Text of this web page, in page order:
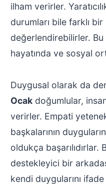
ilham verirler.
durumları bile farklı bir
değerlendirebilirler. Bu
hayatında ve sosyal
Duygusal olarak da
Ocakdoğumlular,
verirler. Empati
başkalarının
oldukça
destekleyici bir
kendi duygularını